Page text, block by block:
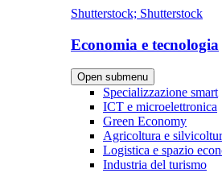
Shutterstock; Shutterstock
Economia e tecnologia
Open submenu
Specializzazione smart
ICT e microelettronica
Green Economy
Agricoltura e
Logistica e spazio
Industria del turismo